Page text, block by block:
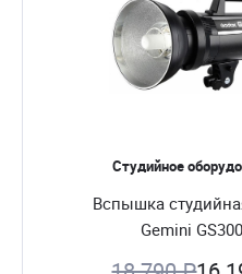
Студийное
Вспышка
Gemini